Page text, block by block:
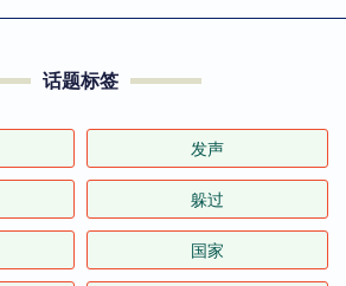
话题标签
发声
躲过
国家